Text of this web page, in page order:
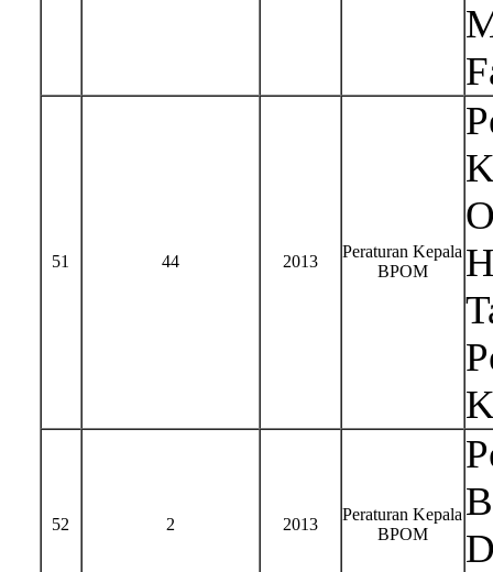
51 44 2013
Peraturan Kepala
BPOM
52 2 2013
Peraturan Kepala
BPOM